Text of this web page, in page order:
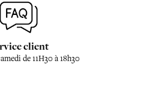
client
de 11H30 à 18h30